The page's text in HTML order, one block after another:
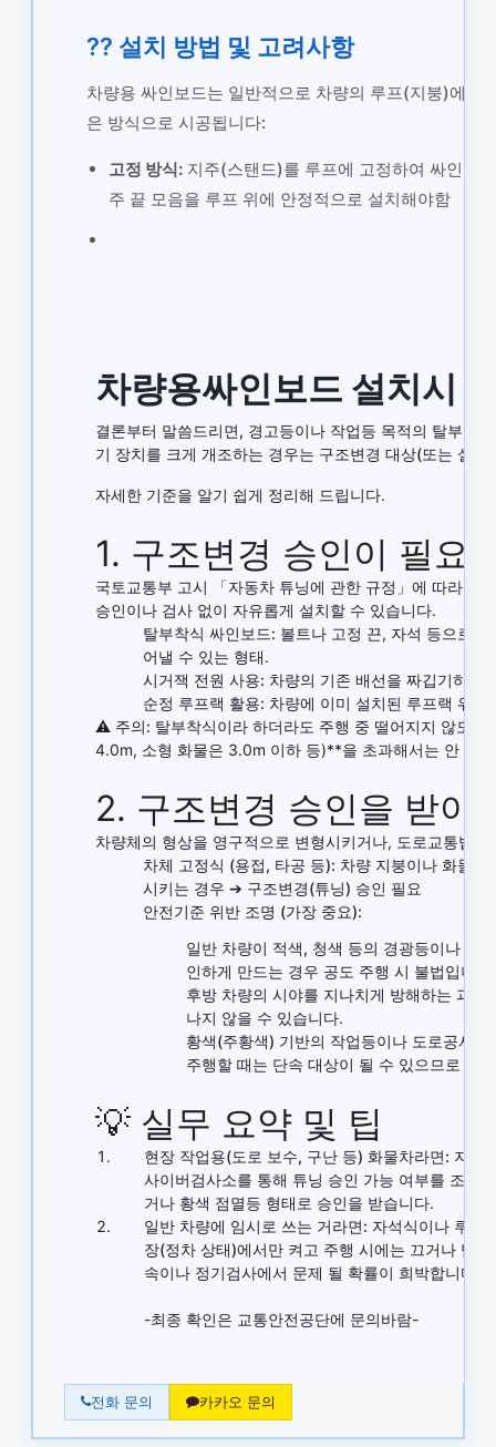
?? 설치 방법 및 고려사항
차량용 싸인보드는 일반적으로 차량의 루프(지붕)에
은 방식으로 시공됩니다:
고정 방식:지주(스탠드)를 루프에 고정하여 싸인보
주 끝 모음을 루프 위에 안정적으로 설치해야함
차량용싸인보드 설치시
결론부터 말씀드리면, 경고등이나 작업등 목적의 탈부착
기 장치를 크게 개조하는 경우는 구조변경 대상(또는 설치
자세한 기준을 알기 쉽게 정리해 드립니다.
1. 구조변경 승인이 필요
국토교통부 고시 「자동차 튜닝에 관한 규정」에 따라,
승인이나 검사 없이 자유롭게 설치할 수 있습니다.
탈부착식 싸인보드: 볼트나 고정 끈, 자석 등으로
어낼 수 있는 형태.
시거잭 전원 사용: 차량의 기존 배선을 짜깁기하지
순정 루프랙 활용: 차량에 이미 설치된 루프랙 위
⚠️ 주의: 탈부착식이라 하더라도 주행 중 떨어지지 않도
4.0m, 소형 화물은 3.0m 이하 등)**을 초과해서는 안 됩
2. 구조변경 승인을 받아
차량체의 형상을 영구적으로 변형시키거나, 도로교통법
차체 고정식 (용접, 타공 등): 차량 지붕이나 화물칸
시키는 경우 ➔ 구조변경(튜닝) 승인 필요
안전기준 위반 조명 (가장 중요):
일반 차량이 적색, 청색 등의 경광등이나 싸
인하게 만드는 경우 공도 주행 시 불법입니다.
후방 차량의 시야를 지나치게 방해하는 과
나지 않을 수 있습니다.
황색(주황색) 기반의 작업등이나 도로공사
주행할 때는 단속 대상이 될 수 있으므로 '작
💡 실무 요약 및 팁
현장 작업용(도로 보수, 구난 등) 화물차라면: 지붕
사이버검사소를 통해 튜닝 승인 가능 여부를 조회
거나 황색 점멸등 형태로 승인을 받습니다.
일반 차량에 임시로 쓰는 거라면: 자석식이나 루프
장(정차 상태)에서만 켜고 주행 시에는 끄거나 탈거
속이나 정기검사에서 문제 될 확률이 희박합니다.
-최종 확인은 교통안전공단에 문의바람-
전화 문의 카카오 문의